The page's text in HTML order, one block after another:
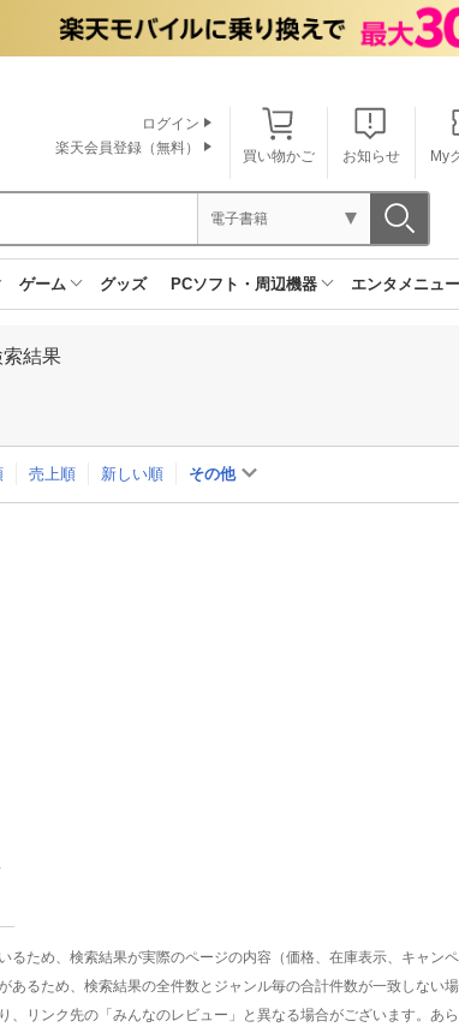
買い物かご お知らせ My
ログイン
楽天会員登録（無料）
電子書籍
ゲーム グッズ PCソフト・周辺機器 エンタメニュ
索結果
売上順 新しい順 その他
ため、検索結果が実際のページの内容（価格、在庫表示、キャン
るため、検索結果の全件数とジャンル毎の合計件数が一致しない場
リンク先の「みんなのレビュー」と異なる場合がございます。あら